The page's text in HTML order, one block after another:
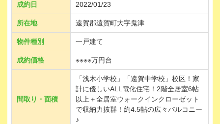
成約日 2022/01/23
所在地 遠賀郡遠賀町大字鬼津
物件種別 一戸建て
成約価格 ※※※※万円台
間取り・面積
「浅木小学校」「遠賀中学校」校区！家
計に優しいALL電化住宅！2階全居室6帖
以上＋全居室ウォークインクローゼット
で収納力抜群！約4.5帖の広々バルコニー
♪